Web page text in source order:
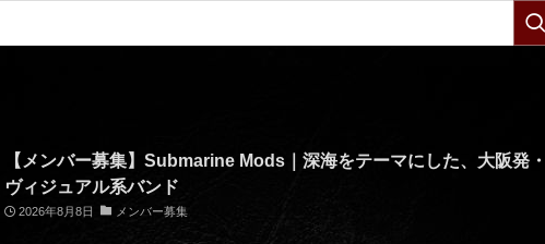
【メンバー募集】Submarine Mods｜深海をテーマにした、大阪発・
ヴィジュアル系バンド
2026年8月8日 メンバー募集